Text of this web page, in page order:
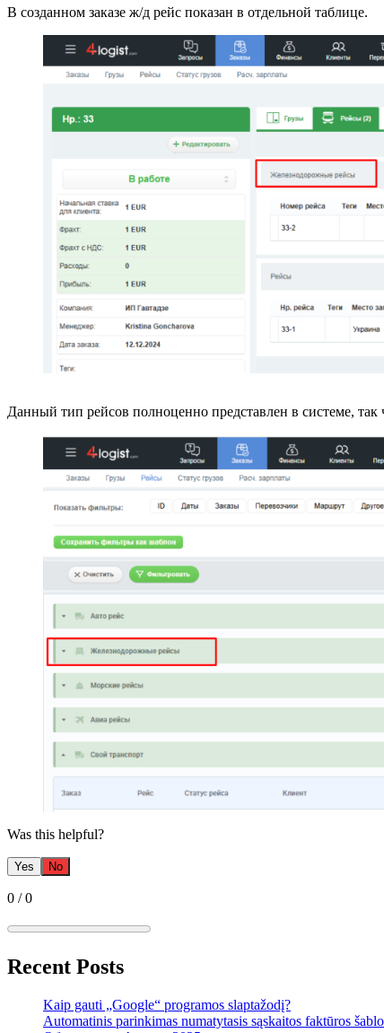
В созданном заказе ж/д рейс показан в отдельной таблице.
Данный тип рейсов полноценно представлен в системе, так
Was this helpful?
Yes No
0 /0
Recent Posts
Kaip gauti „Google“ programos slaptažodį?
Automatinis parinkimas numatytasis sąskaitos faktūros